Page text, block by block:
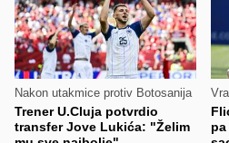
Nakon utakmice protiv Botosanija
Trener U.Cluja potvrdio
transfer Jove Lukića: "Želim